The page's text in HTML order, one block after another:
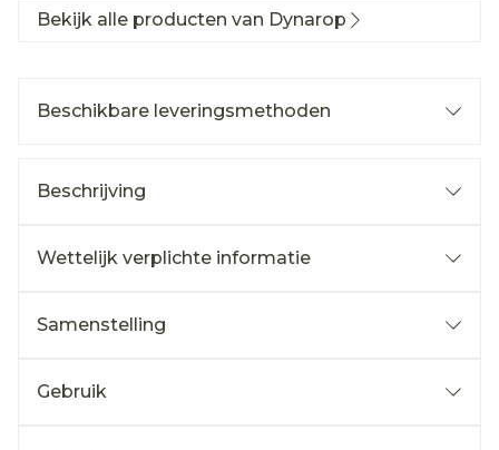
Bekijk alle producten van Dynarop
Beschikbare leveringsmethoden
Beschrijving
Wettelijk verplichte informatie
Samenstelling
Gebruik